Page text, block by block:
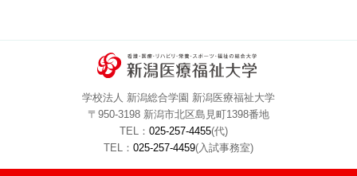
学校法人 新潟総合学園 新潟医療福祉大学
〒950-3198 新潟市北区島見町1398番地
TEL： 025-257-4455(代)
TEL： 025-257-4459(入試事務室)